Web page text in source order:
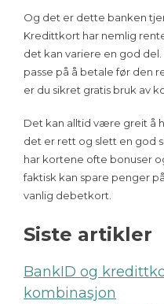
Og det er dette banken
Kredittkort har nemlig
det kan variere en god
passe på å betale før den
er du sikret gratis bruk av
Det kan alltid være greit å
det er rett og slett en god
har kortene ofte bonuser
faktisk kan spare penger
vanlig debetkort.
Siste artikler
BankID og
kombinasjon